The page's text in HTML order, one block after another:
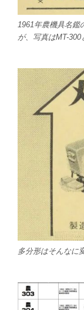
1961年農機具名鑑
が、写真はMT-300
多分形はそんなに